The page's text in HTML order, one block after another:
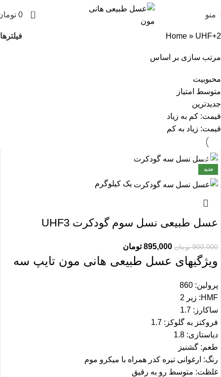
منو 0
0
Home » UHF+2 فیلترها
مرتب سازی بر اساس
محبوبیت
متوسط امتیاز
جدیدترین
قیمت: کم به زیاد
قیمت: زیاد به کم
حراج
جدید
یک کیلوگرم
عسل طبیعی نسل سوم گودکرت UHF3
900,000 تومان 895,000 تومان
ویژگیهای عسل طبیعی هانی مون تایپ سه
پرولین: 860
HMF: زیر 2
ساکارز: 1.7
فروکتز به گلوکز: 1.7
دیاستازی: 1.8
طعم: گشنیز
رنگ: ارغوانی تیره کدر همراه با میکرو موم
غلظت: متوسط رو به رقیق